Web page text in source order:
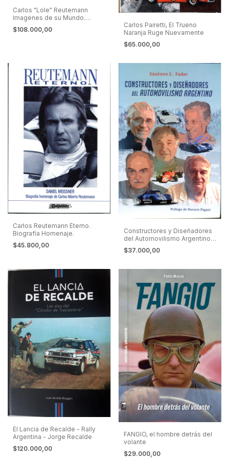
Carlos "Lole" Reutemann
Imagenes de su Mundo.
Edición De Lujo
$108.000,00
Carlos Pairetti, El Trueno
Naranja Ruge Nuevamente
$65.000,00
Carlos Reutemann Eterno.
Biografía Homenaje.
$45.800,00
Constructores y Diseñadores
del Automovilismo Argentino.
Berta, Baudena, Campo,
Crespi y Pronello
$37.000,00
El Lancia de Recalde - Rally
Argentina - Jorge Recalde
$120.000,00
FANGIO, el hombre detrás del
volante
$29.000,00